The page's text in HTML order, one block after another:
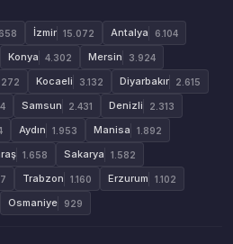
İzmir 15.072 Antalya 6.104
Konya 4.302 Mersin 3.924
Kocaeli 3.132 Diyarbakır 2.615
Samsun 2.431 Denizli 2.313
Aydın 1.953 Manisa 1.892
1.658 Sakarya 1.582
Trabzon 1.160 Erzurum 1.102
Osmaniye 929